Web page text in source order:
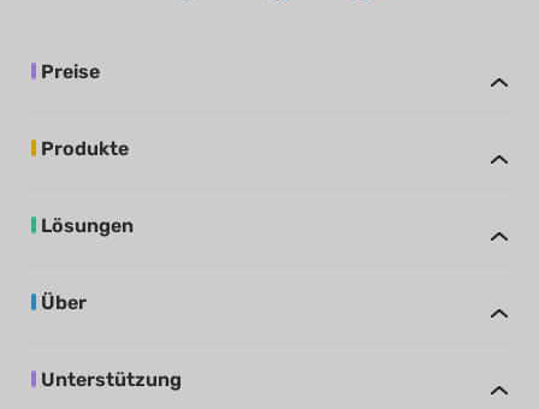
Preise
Produkte
Lösungen
Über
Unterstützung